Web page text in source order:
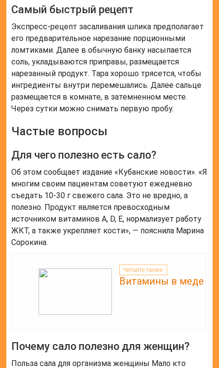
Самый быстрый рецепт
Экспресс-рецепт засаливания шпика предполагает
его предварительное нарезание порционными
ломтиками. Далее в обычную банку насыпается
соль, укладываются приправы, размещается
нарезанный продукт. Тара хорошо трясется, чтобы
ингредиенты внутри перемешались. Далее сальце
размещается в комнате, в затемненном месте.
Через сутки можно снимать первую пробу.
Частые вопросы
Для чего полезно есть сало?
Об этом сообщает издание «Кубанские новости». «Я
многим своим пациентам советуют ежедневно
съедать 10-30 г свежего сала. Это не вредно, а
полезно. Продукт является превосходным
источником витаминов A, D, E, нормализует работу
ЖКТ, а также укрепляет кости», — пояснила Марина
Сорокина.
Читайте также:
Витамины в меде
Почему сало полезно для женщин?
Польза сала для организма женщины Мало кто